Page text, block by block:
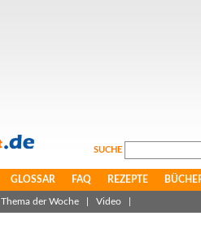
SUCHE
GLOSSAR FAQ REZEPTE
Thema der Woche Video